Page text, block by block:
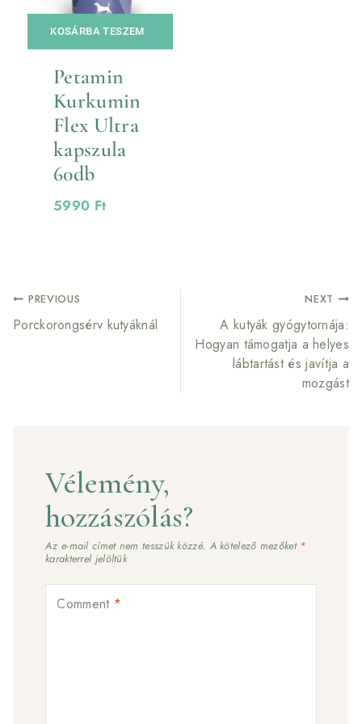
KOSÁRBA TESZEM
Petamin
Kurkumin
Flex Ultra
kapszula
60db
5990 Ft
PREVIOUS
Porckorongsérv kutyáknál
NEXT
A kutyák gyógytornája:
Hogyan támogatja a helyes
lábtartást és javítja a
mozgást
Vélemény,
hozzászólás?
Az e-mail címet nem tesszük közzé. A kötelező mezőket *
karakterrel jelöltük
Comment *